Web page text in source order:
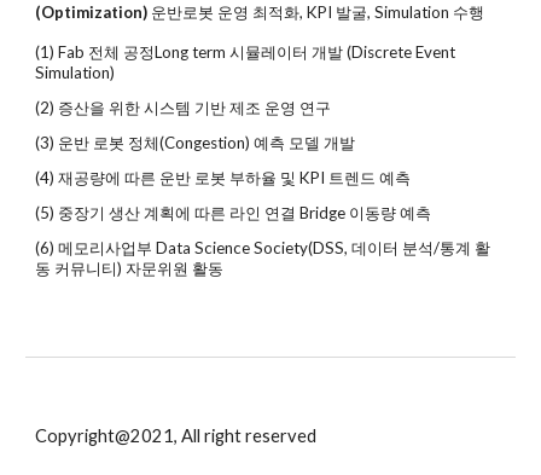
(Optimization) 운반로봇 운영 최적화, KPI 발굴, Simulation 수행
(1) Fab 전체 공정Long term 시뮬레이터 개발 (Discrete Event
Simulation)
(2) 증산을 위한 시스템 기반 제조 운영 연구
(3) 운반 로봇 정체(Congestion) 예측 모델 개발
(4) 재공량에 따른 운반 로봇 부하율 및 KPI 트렌드 예측
(5) 중장기 생산 계획에 따른 라인 연결 Bridge 이동량 예측
(6) 메모리사업부 Data Science Society(DSS, 데이터 분석/통계 활
동 커뮤니티) 자문위원 활동
Copyright@2021, All right reserved